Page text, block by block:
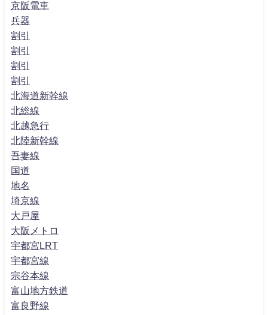
京阪電車
兵器
割引
割引
割引
割引
北海道新幹線
北総線
北越急行
北陸新幹線
吾妻線
国道
地名
埼京線
大戸屋
大阪メトロ
宇都宮LRT
宇都宮線
宗谷本線
富山地方鉄道
富良野線